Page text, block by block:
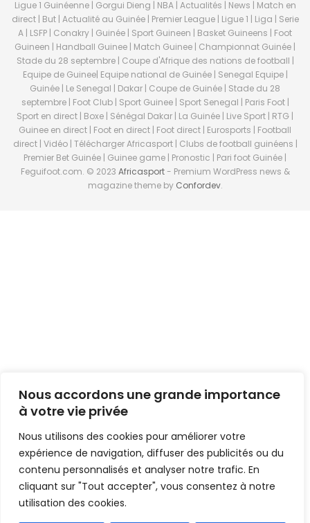
Nous accordons une grande importance
à votre vie privée
Nous utilisons des cookies pour améliorer votre
expérience de navigation, diffuser des publicités ou du
contenu personnalisés et analyser notre trafic. En
cliquant sur "Tout accepter", vous consentez à notre
utilisation des cookies.
Ligue 1 Guinéenne | Gorgui Dieng | NBA | Actualités | News | Match en
direct | But | Actualité au Guinée | Premier League | Ligue 1 | Liga | Serie
A | LSFP | Conakry | Guinée | Sport Guineen | Basket Guineens | Foot
Guineen | Handball Guinee | Match Guinee | Championnat Guinée |
Stade du 28 septembre | Coupe d'Afrique des nations de football |
Equipe de Guinee| Equipe national de Guinée | Senegal Equipe |
Guinée | Le Senegal | Dakar | Coupe de Guinée | Stade du 28
septembre | Foot Club | Sport Guinee | Sport Senegal | Paris Foot |
Sport en direct | Boxe | Sénégal Dakar | La Guinée | Live Sport | RTG |
Guinee en direct | Foot en direct | Foot direct | Eurosports | Football
direct | Vidéo | Télécharger Africasport | Clubs de football guinéens |
Premier Bet Guinée | Guinee game | Pronostic | Pari foot Guinée |
Feguifoot.com. © 2023 Africasport- Premium WordPress news &
magazine theme by Confordev.